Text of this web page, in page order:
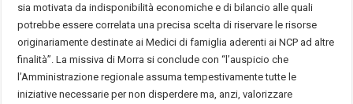
sia motivata da indisponibilità economiche e di bilancio alle quali
potrebbe essere correlata una precisa scelta di riservare le risorse
originariamente destinate ai Medici di famiglia aderenti ai NCP ad altre
finalità”. La missiva di Morra si conclude con “l’auspicio che
l’Amministrazione regionale assuma tempestivamente tutte le
iniziative necessarie per non disperdere ma, anzi, valorizzare